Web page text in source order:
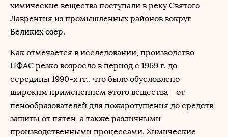
химические вещества поступали в реку Святого
Лаврентия из промышленных районов вокруг
Великих озер.
Как отмечается в исследовании, производство
ПФАС резко возросло в период с 1969 г. до
середины 1990-х гг., что было обусловлено
широким применением этого вещества – от
пенообразователей для пожаротушения до средств
защиты от пятен, а также различными
производственными процессами. Химические